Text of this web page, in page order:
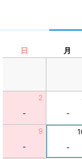
日 月
2
-
-
9
-
-